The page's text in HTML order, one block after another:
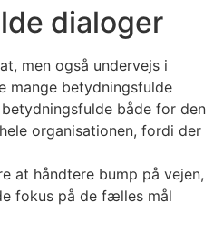
dialoger
men også undervejs i
betydningsfulde
både for den
organisationen, fordi der
at håndtere bump på vejen,
fokus på de fælles mål